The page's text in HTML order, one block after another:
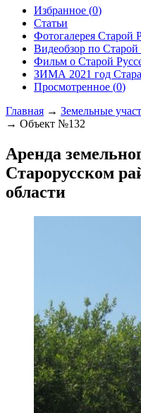
Избранное (0)
Статьи
Фотогалерея Старой
Видеобзор по Старой
Фильм о Старой
ЗИМА 2021 год
Просмотренное (0)
Главная → Земельные
→ Объект №132
Аренда
Старорусском
области